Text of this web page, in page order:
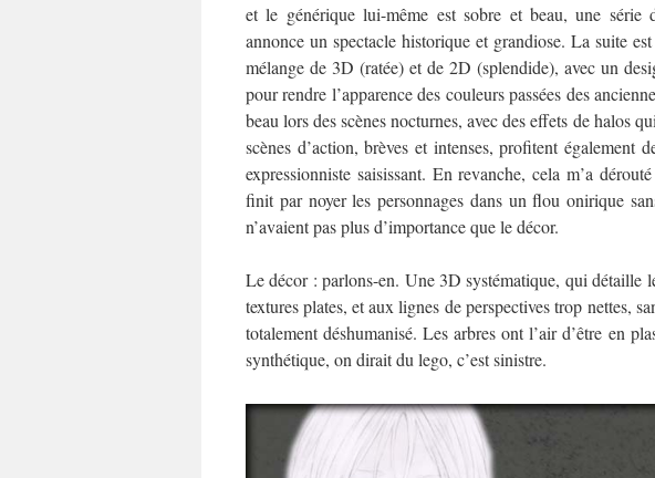
et le générique lui-même est sobre et beau, une série
annonce un spectacle historique et grandiose. La suite
mélange de 3D (ratée) et de 2D (splendide), avec un
pour rendre l’apparence des couleurs passées des
beau lors des scènes nocturnes, avec des effets de halos
scènes d’action, brèves et intenses, profitent également
expressionniste saisissant. En revanche, cela m’a
finit par noyer les personnages dans un flou onirique
n’avaient pas plus d’importance que le décor.
Le décor : parlons-en. Une 3D systématique, qui détaille
textures plates, et aux lignes de perspectives trop nettes,
totalement déshumanisé. Les arbres ont l’air d’être en
synthétique, on dirait du lego, c’est sinistre.